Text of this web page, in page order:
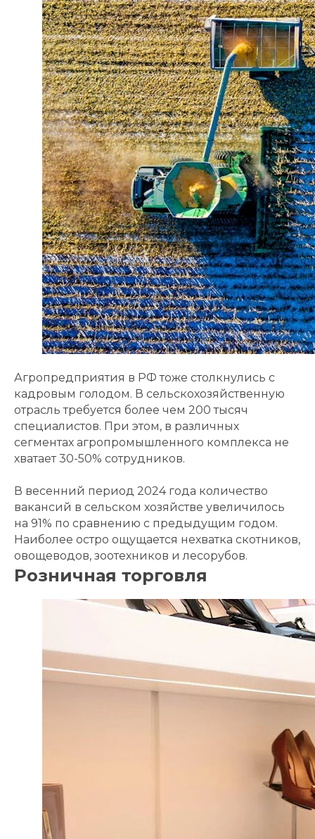
Агропредприятия в РФ тоже столкнулись с
кадровым голодом. В сельскохозяйственную
отрасль требуется более чем 200 тысяч
специалистов. При этом, в различных
сегментах агропромышленного комплекса не
хватает 30-50% сотрудников.
В весенний период 2024 года количество
вакансий в сельском хозяйстве увеличилось
на 91% по сравнению с предыдущим годом.
Наиболее остро ощущается нехватка скотников,
овощеводов, зоотехников и лесорубов.
Розничная торговля